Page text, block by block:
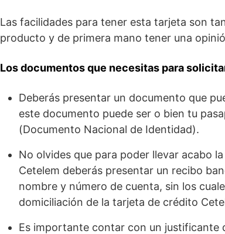
Las facilidades para tener esta tarjeta son
producto y de primera mano tener una
Los documentos que necesitas para
Deberás presentar un documento que
este documento puede ser o bien tu
(Documento Nacional de Identidad).
No olvides que para poder llevar acabo
Cetelem deberás presentar un recibo
nombre y número de cuenta, sin los
domiciliación de la tarjeta de crédito
Es importante contar con un justificante